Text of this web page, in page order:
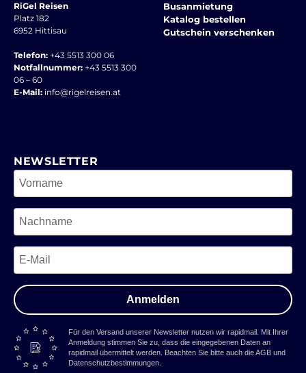
RiGel Reisen
Platz 182
6952 Hittisau
Telefon: +43 5513 300 06
Notfallnummer: +43 5513 300
06 – 60
E-Mail: info@rigelreisen.at
Busanmietung
Katalog bestellen
Gutschein verschenken
NEWSLETTER
Anmelden
Für den Versand unserer Newsletter nutzen wir rapidmail. Mit Ihrer
Anmeldung stimmen Sie zu, dass die eingegebenen Daten an
rapidmail übermittelt werden. Beachten Sie bitte auch die AGB und
Datenschutzbestimmungen.